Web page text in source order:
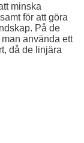
minska
för att göra
På de
använda ett
då de linjära